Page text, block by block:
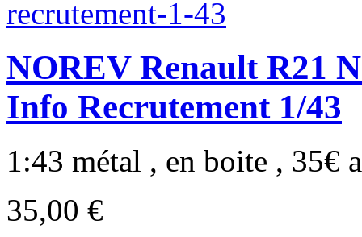
NOREV Renault R21
Info Recrutement 1/43
1:43 métal , en boite , 35€
35,00 €